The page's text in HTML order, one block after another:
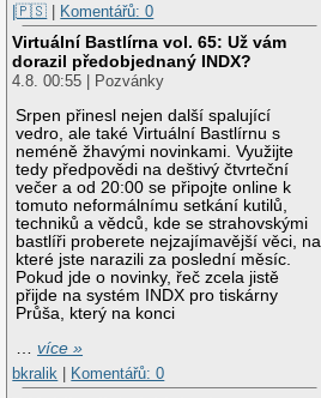
|🇵🇸 | Komentářů: 0
Virtuální Bastlírna vol. 65: Už vám
dorazil předobjednaný INDX?
4.8. 00:55 | Pozvánky
Srpen přinesl nejen další spalující
vedro, ale také Virtuální Bastlírnu s
neméně žhavými novinkami. Využijte
tedy předpovědi na deštivý čtvrteční
večer a od 20:00 se připojte online k
tomuto neformálnímu setkání kutilů,
techniků a vědců, kde se strahovskými
bastlíři proberete nejzajímavější věci, na
které jste narazili za poslední měsíc.
Pokud jde o novinky, řeč zcela jistě
přijde na systém INDX pro tiskárny
Průša, který na konci
…více »
bkralik
Komentářů: 0